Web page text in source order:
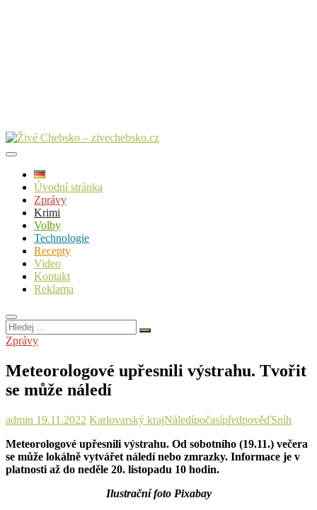
Úvodní stránka
Zprávy
Krimi
Volby
Technologie
Recepty
Video
Kontakt
Reklama
Hledej
…
Zprávy
Meteorologové upřesnili výstrahu. Tvořit
se může náledí
admin 19.11.2022 Karlovarský krajNáledípočasípředpověďSníh
Meteorologové upřesnili výstrahu. Od sobotního (19.11.) večera
se může lokálně vytvářet náledí nebo zmrazky. Informace je v
platnosti až do neděle 20. listopadu 10 hodin.
Ilustrační foto Pixabay